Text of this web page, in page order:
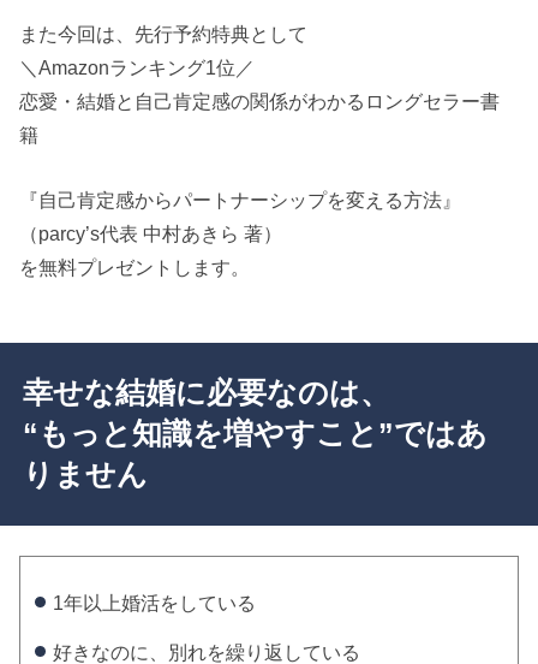
また今回は、先行予約特典として
＼Amazonランキング1位／
恋愛・結婚と自己肯定感の関係がわかるロングセラー書
籍
『自己肯定感からパートナーシップを変える方法』
（parcy’s代表 中村あきら 著）
を無料プレゼントします。
幸せな結婚に必要なのは、
“もっと知識を増やすこと”ではあ
りません
1年以上婚活をしている
好きなのに、別れを繰り返している